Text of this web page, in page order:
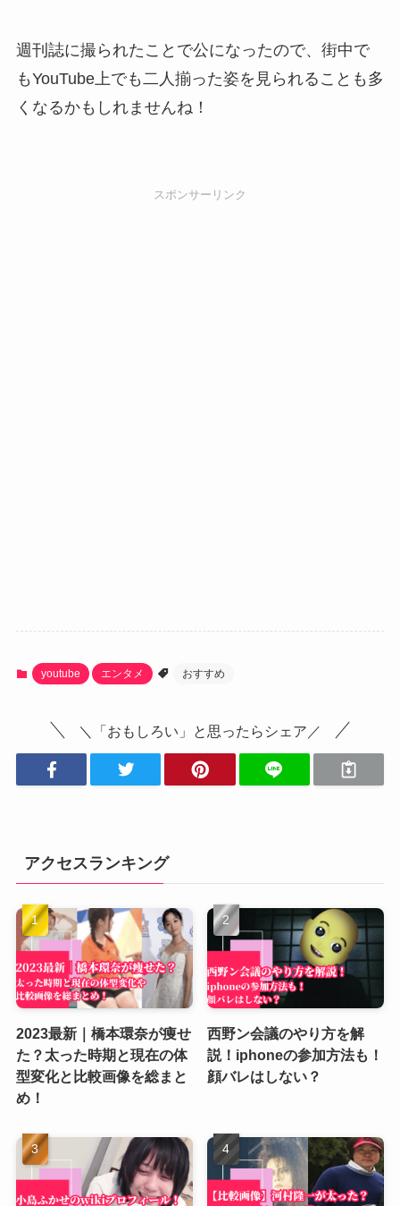
週刊誌に撮られたことで公になったので、街中で
もYouTube上でも二人揃った姿を見られることも多
くなるかも しれませんね！
スポンサーリンク
youtube エンタメ おすすめ
＼「おもしろい」と思ったらシェア／
アクセスランキング
2023最新｜橋本環奈が痩せ
た？太った時期と現在の体
型変化と比較画像を総まと
め！
西野ン会議のやり方を解
説！iphoneの参加方法も！
顔バレはしない？